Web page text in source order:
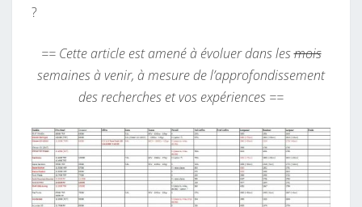
?
== Cette article est amené à évoluer dans lesmois
semaines à venir, à mesure de l’approfondissement
des recherches et vos expériences ==